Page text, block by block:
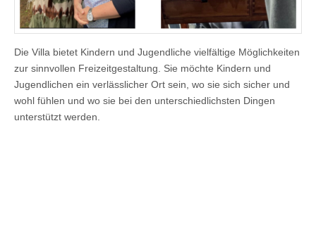
Die Villa bietet Kindern und Jugendliche vielfältige Möglichkeiten
zur sinnvollen Freizeitgestaltung. Sie möchte Kindern und
Jugendlichen ein verlässlicher Ort sein, wo sie sich sicher und
wohl fühlen und wo sie bei den unterschiedlichsten Dingen
unterstützt werden.